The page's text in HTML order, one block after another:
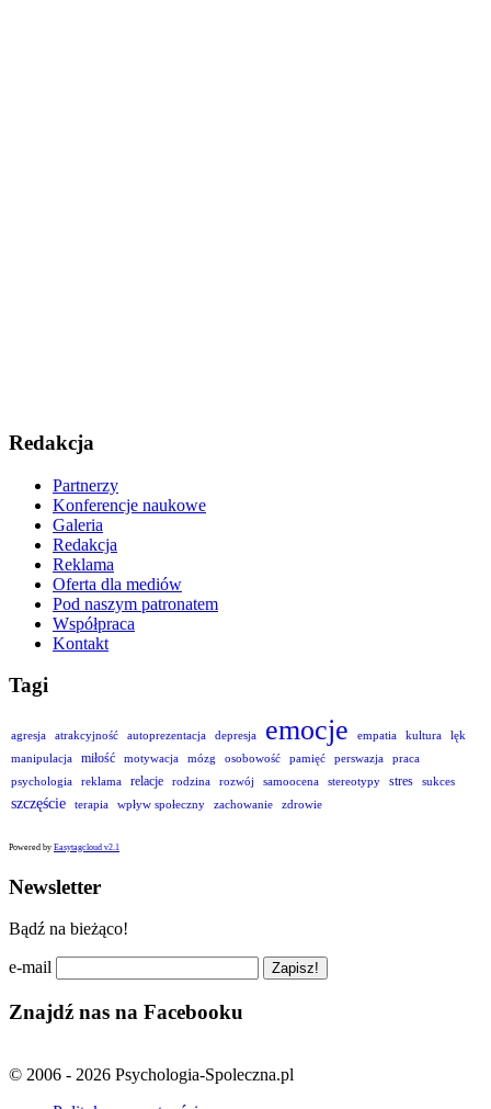
Redakcja
Partnerzy
Konferencje naukowe
Galeria
Redakcja
Reklama
Oferta dla mediów
Pod naszym patronatem
Współpraca
Kontakt
Tagi
agresja atrakcyjność autoprezentacja depresja emocje empatia kultura
lęk
manipulacja
miłość motywacja mózg osobowość pamięć perswazja
praca
psychologia
reklama relacje rodzina rozwój samoocena stereotypy stres sukces
szczęście terapia wpływ społeczny zachowanie zdrowie
Powered by Easytagcloud v2.1
Newsletter
Bądź na bieżąco!
e-mail
Znajdź nas na Facebooku
© 2006 - 2026 Psychologia-Spoleczna.pl